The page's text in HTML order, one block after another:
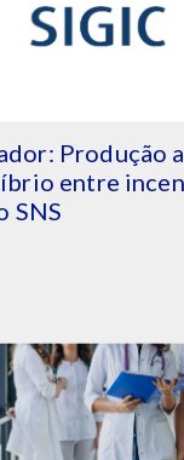
Produção
entre
SNS